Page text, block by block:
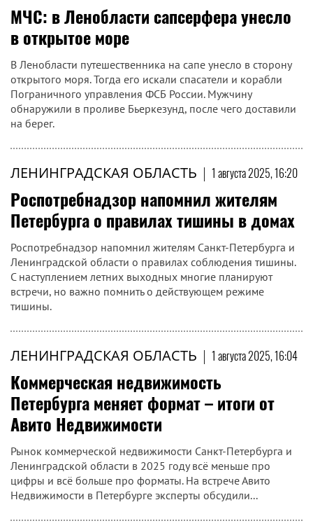
МЧС: в Ленобласти сапсерфера унесло
в открытое море
В Ленобласти путешественника на сапе унесло в сторону
открытого моря. Тогда его искали спасатели и корабли
Пограничного управления ФСБ России. Мужчину
обнаружили в проливе Бьеркезунд, после чего доставили
на берег.
ЛЕНИНГРАДСКАЯ ОБЛАСТЬ | 1 августа 2025, 16:20
Роспотребнадзор напомнил жителям
Петербурга о правилах тишины в домах
Роспотребнадзор напомнил жителям Санкт-Петербурга и
Ленинградской области о правилах соблюдения тишины.
С наступлением летних выходных многие планируют
встречи, но важно помнить о действующем режиме
тишины.
ЛЕНИНГРАДСКАЯ ОБЛАСТЬ | 1 августа 2025, 16:04
Коммерческая недвижимость
Петербурга меняет формат – итоги от
Авито Недвижимости
Рынок коммерческой недвижимости Санкт‑Петербурга и
Ленинградской области в 2025 году всё меньше про
цифры и всё больше про форматы. На встрече Авито
Недвижимости в Петербурге эксперты обсудили...